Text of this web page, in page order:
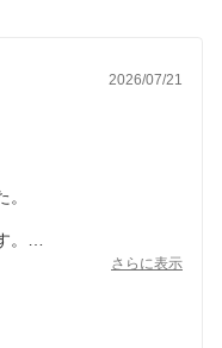
2026/07/21
さらに表示